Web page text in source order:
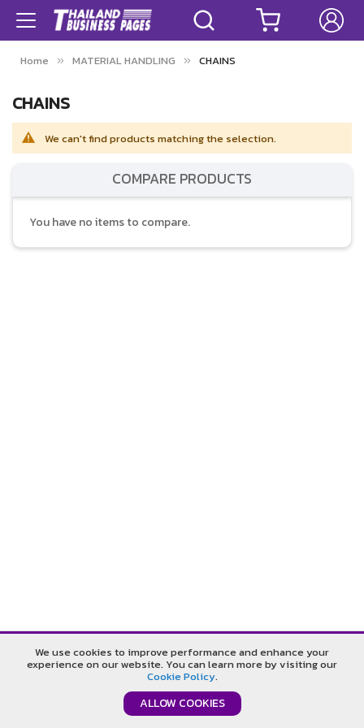
We use cookies to improve performance and enhance your
experience on our website. You can learn more by visiting our
Cookie Policy.
ALLOW COOKIES
Home MATERIAL HANDLING CHAINS
CHAINS
We can't find products matching the selection.
COMPARE PRODUCTS
You have no items to compare.
รับประกันคืนเงิน
รับประกันราคาดีที่สุด
รับประกันคุณภาพดีที่สุด
ปรึกษาออนไลน์
©T.B.P. Publication Company Limited. All Rights Reserved.